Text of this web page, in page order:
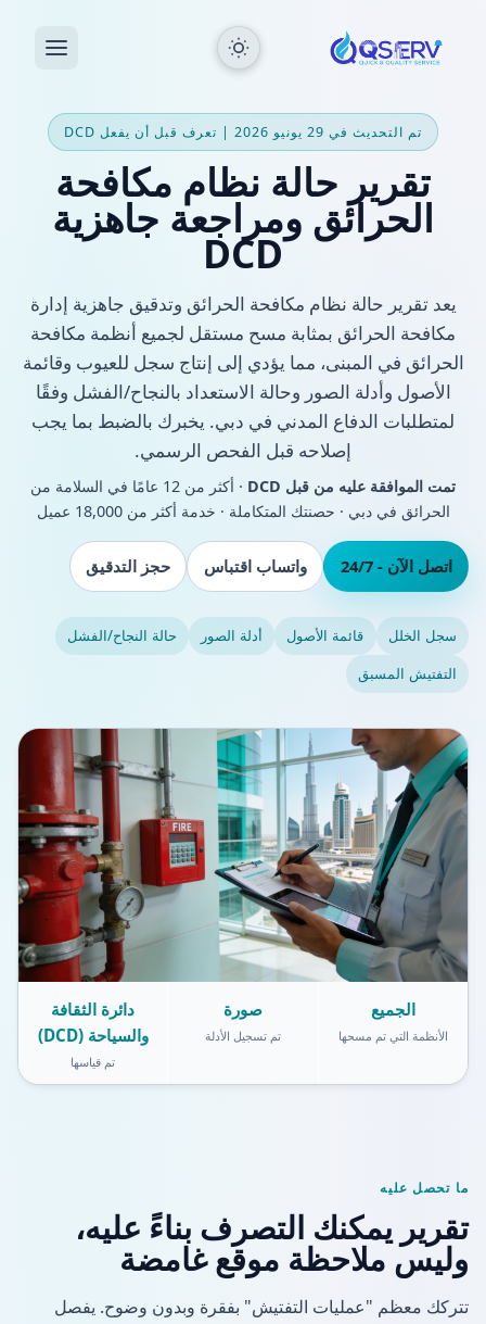
تم التحديث في 29 يونيو 2026 | تعرف قبل أن يفعل DCD
تقرير حالة نظام مكافحة
الحرائق ومراجعة جاهزية
DCD
يعد تقرير حالة نظام مكافحة الحرائق وتدقيق جاهزية إدارة
مكافحة الحرائق بمثابة مسح مستقل لجميع أنظمة مكافحة
الحرائق في المبنى، مما يؤدي إلى إنتاج سجل للعيوب وقائمة
الأصول وأدلة الصور وحالة الاستعداد بالنجاح/الفشل وفقًا
لمتطلبات الدفاع المدني في دبي. يخبرك بالضبط بما يجب
إصلاحه قبل الفحص الرسمي.
تمت الموافقة عليه من قبل DCD
· أكثر من 12 عامًا في السلامة من
الحرائق في دبي · حصنتك المتكاملة · خدمة أكثر من 18,000 عميل
اتصل الآن - 24/7 واتساب اقتباس حجز التدقيق
سجل الخلل قائمة الأصول أدلة الصور
حالة النجاح/الفشل
التفتيش المسبق
الجميع
الأنظمة التي تم مسحها
صورة
تم تسجيل الأدلة
دائرة الثقافة
والسياحة (DCD)
تم قياسها
ما تحصل عليه
تقرير يمكنك التصرف بناءً عليه،
وليس ملاحظة موقع غامضة
تتركك معظم "عمليات التفتيش" بفقرة وبدون وضوح. يفصل